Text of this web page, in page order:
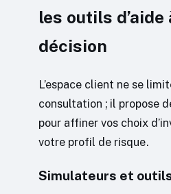
les outils d’aide
décision
L’espace client ne se
consultation ; il propose
pour affiner vos choix
votre profil de risque.
Simulateurs et outils